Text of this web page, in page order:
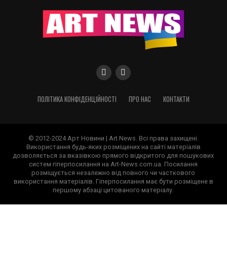
ПОЛІТИКА КОНФІДЕНЦІЙНОСТІ ПРО НАС КОНТАКТИ
© 2012-2024 Арт Новини | Art News. Всі права захищені.
Використання будь-яких розміщених на сайті матеріалів
дозволяється за вказівкою прямого відкритого для пошукових
систем гіперпосилання на Art-News.com.ua. Посилання
розміщується незалежно від повного чи часткового
використання матеріалів. Гіперпосилання має бути розміщене в
першому абзаці цитованого матеріалу.